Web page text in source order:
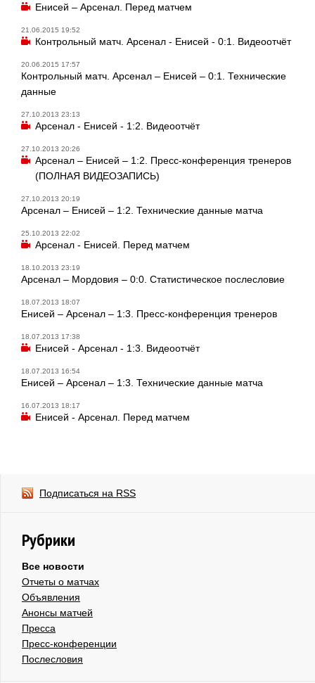
Енисей – Арсенал. Перед матчем
21.06.2015 19:52
Контрольный матч. Арсенал - Енисей - 0:1. Видеоотчёт
20.06.2015 17:57
Контрольный матч. Арсенал – Енисей – 0:1. Технические
данные
27.10.2013 23:13
Арсенал - Енисей - 1:2. Видеоотчёт
27.10.2013 20:26
Арсенал – Енисей – 1:2. Пресс-конференция тренеров
(ПОЛНАЯ ВИДЕОЗАПИСЬ)
27.10.2013 20:19
Арсенал – Енисей – 1:2. Технические данные матча
25.10.2013 22:02
Арсенал - Енисей. Перед матчем
18.10.2013 23:19
Арсенал – Мордовия – 0:0. Статистическое послесловие
18.07.2013 18:07
Енисей – Арсенал – 1:3. Пресс-конференция тренеров
18.07.2013 17:38
Енисей - Арсенал - 1:3. Видеоотчёт
18.07.2013 16:54
Енисей – Арсенал – 1:3. Технические данные матча
16.07.2013 18:17
Енисей - Арсенал. Перед матчем
Подписаться на RSS
Рубрики
Все новости
Отчеты о матчах
Объявления
Анонсы матчей
Пресса
Пресс-конференции
Послесловия